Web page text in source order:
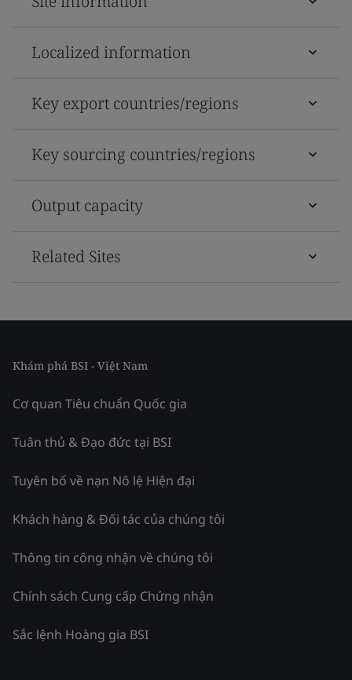
Localized information
Key export countries/regions
Key sourcing countries/regions
Output capacity
Related Sites
Khám phá BSI - Việt Nam
Cơ quan Tiêu chuẩn Quốc gia
Tuân thủ & Đạo đức tại BSI
Tuyên bố về nạn Nô lệ Hiện đại
Khách hàng & Đối tác của chúng tôi
Thông tin công nhận về chúng tôi
Chính sách Cung cấp Chứng nhận
Sắc lệnh Hoàng gia BSI